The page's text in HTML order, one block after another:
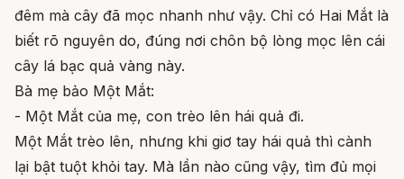
đêm mà cây đã mọc nhanh như vậy. Chỉ có Hai Mắt là
biết rõ nguyên do, đúng nơi chôn bộ lòng mọc lên cái
cây lá bạc quả vàng này.
Bà mẹ bảo Một Mắt:
- Một Mắt của mẹ, con trèo lên hái quả đi.
Một Mắt trèo lên, nhưng khi giơ tay hái quả thì cành
lại bật tuột khỏi tay. Mà lần nào cũng vậy, tìm đủ mọi